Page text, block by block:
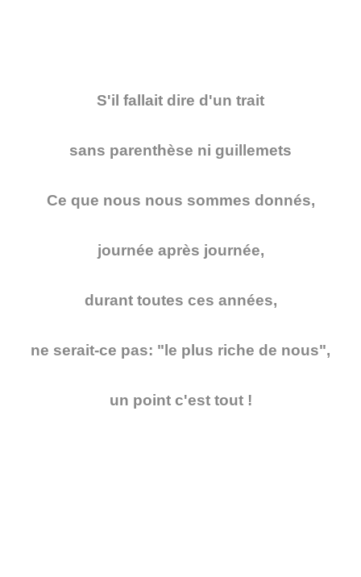
S'il fallait dire d'un trait
sans parenthèse ni guillemets
Ce que nous nous sommes donnés,
journée après journée,
durant toutes ces années,
ne serait-ce pas: "le plus riche de nous",
un point c'est tout !